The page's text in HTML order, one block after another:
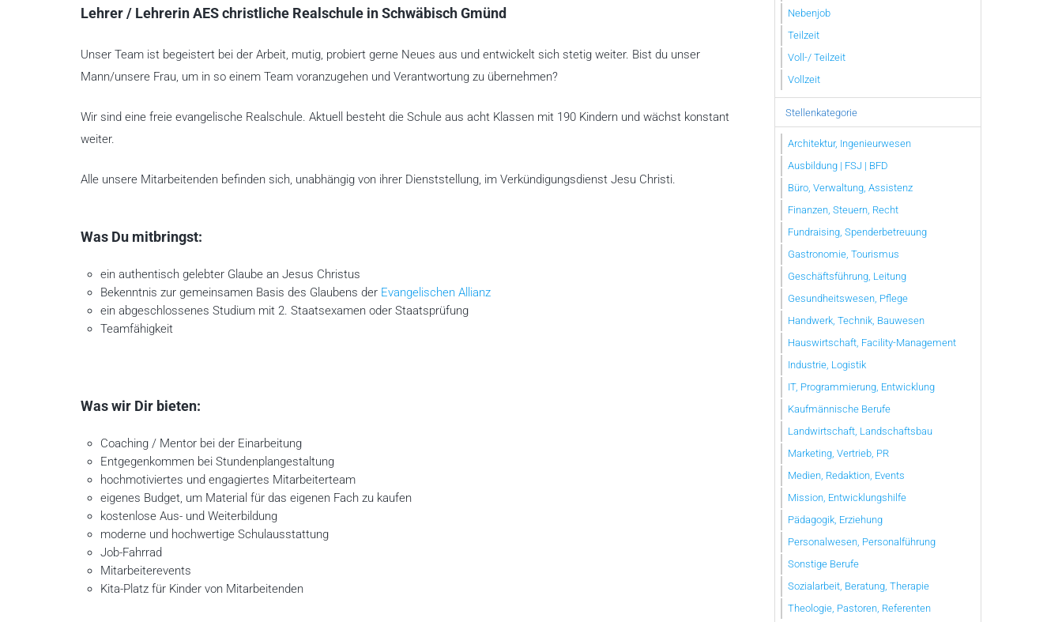
Lehrer / Lehrerin AES christliche Realschule in Schwäbisch Gmünd
Unser Team ist begeistert bei der Arbeit, mutig, probiert gerne Neues aus und entwickelt sich stetig weiter. Bist du unser
Mann/unsere Frau, um in so einem Team voranzugehen und Verantwortung zu übernehmen?
Wir sind eine freie evangelische Realschule. Aktuell besteht die Schule aus acht Klassen mit 190 Kindern und wächst konstant
weiter.
Alle unsere Mitarbeitenden befinden sich, unabhängig von ihrer Dienststellung, im Verkündigungsdienst Jesu Christi.
Was Du mitbringst:
ein authentisch gelebter Glaube an Jesus Christus
Bekenntnis zur gemeinsamen Basis des Glaubens der Evangelischen Allianz
ein abgeschlossenes Studium mit 2. Staatsexamen oder Staatsprüfung
Teamfähigkeit
Was wir Dir bieten:
Coaching / Mentor bei der Einarbeitung
Entgegenkommen bei Stundenplangestaltung
hochmotiviertes und engagiertes Mitarbeiterteam
eigenes Budget, um Material für das eigenen Fach zu kaufen
kostenlose Aus- und Weiterbildung
moderne und hochwertige Schulausstattung
Job-Fahrrad
Mitarbeiterevents
Kita-Platz für Kinder von Mitarbeitenden
Nebenjob
Teilzeit
Voll-/ Teilzeit
Vollzeit
Stellenkategorie
Architektur, Ingenieurwesen
Ausbildung | FSJ | BFD
Büro, Verwaltung, Assistenz
Finanzen, Steuern, Recht
Fundraising, Spenderbetreuung
Gastronomie, Tourismus
Geschäftsführung, Leitung
Gesundheitswesen, Pflege
Handwerk, Technik, Bauwesen
Hauswirtschaft, Facility-Management
Industrie, Logistik
IT, Programmierung, Entwicklung
Kaufmännische Berufe
Landwirtschaft, Landschaftsbau
Marketing, Vertrieb, PR
Medien, Redaktion, Events
Mission, Entwicklungshilfe
Pädagogik, Erziehung
Personalwesen, Personalführung
Sonstige Berufe
Sozialarbeit, Beratung, Therapie
Theologie, Pastoren, Referenten